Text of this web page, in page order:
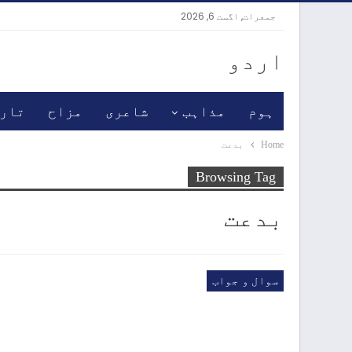
جمعرات, اگست 6, 2026
اردو
ہوم مذاہب شاعری مزاح
Home بدعت
Browsing Tag
بدعت
سوال و جواب